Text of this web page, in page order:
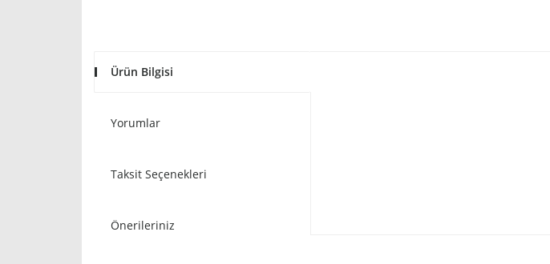
Ürün Bilgisi
Yorumlar
Taksit Seçenekleri
Önerileriniz